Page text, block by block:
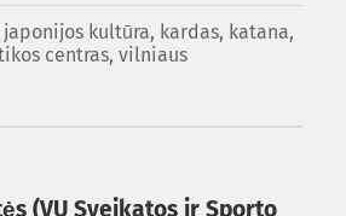
japonijos kultūra, kardas, katana,
centras, vilniaus
(VU Sveikatos ir Sporto